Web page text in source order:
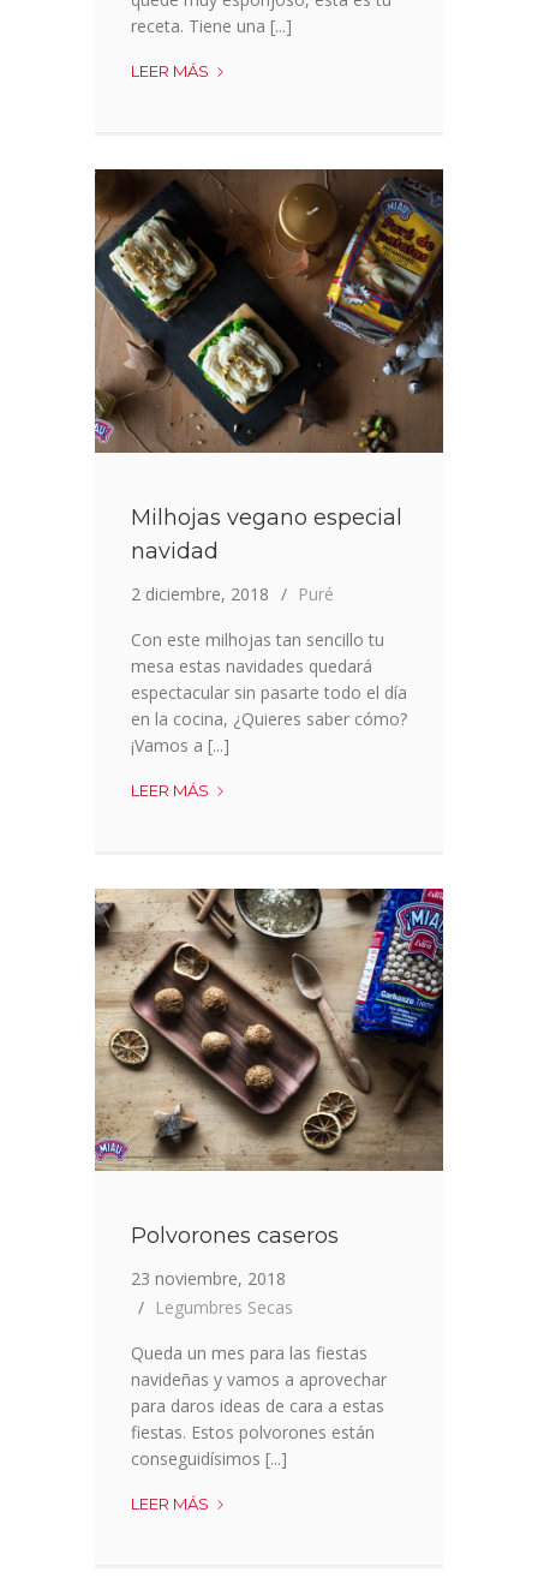
receta. Tiene una [...]
LEER MÁS
HARINA
Milhojas vegano especial
navidad
2 diciembre, 2018
Puré
Con este milhojas tan sencillo tu
mesa estas navidades quedará
espectacular sin pasarte todo el día
en la cocina, ¿Quieres saber cómo?
¡Vamos a [...]
LEER MÁS
Polvorones caseros
23 noviembre, 2018
Legumbres Secas
Queda un mes para las fiestas
navideñas y vamos a aprovechar
para daros ideas de cara a estas
fiestas. Estos polvorones están
conseguidísimos [...]
LEER MÁS